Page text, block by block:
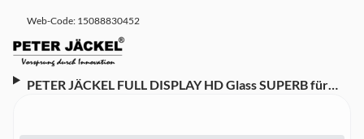
Web-Code: 15088830452
PETER JÄCKEL FULL DISPLAY HD Glass SUPERB für